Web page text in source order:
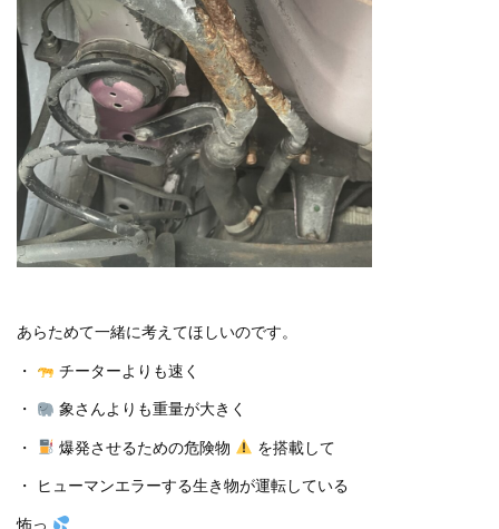
あらためて一緒に考えてほしいのです。
・
チーターよりも速く
・
象さんよりも重量が大きく
・
爆発させるための危険物
を搭載して
・ ヒューマンエラーする生き物が運転している
怖っ